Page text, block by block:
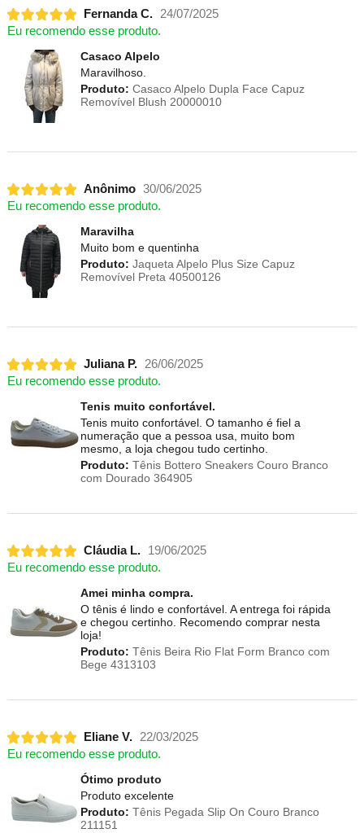
Fernanda C.
24/07/2025
Eu recomendo esse produto.
Casaco Alpelo
Maravilhoso.
Produto: Casaco Alpelo Dupla Face Capuz
Removível Blush 20000010
Anônimo 30/06/2025
Eu recomendo esse produto.
Maravilha
Muito bom e quentinha
Produto: Jaqueta Alpelo Plus Size Capuz
Removível Preta 40500126
Juliana P.
26/06/2025
Eu recomendo esse produto.
Tenis muito confortável.
Tenis muito confortável. O tamanho é fiel a
numeração que a pessoa usa, muito bom
mesmo, a loja chegou tudo certinho.
Produto: Tênis Bottero Sneakers Couro Branco
com Dourado 364905
Cláudia L.
19/06/2025
Eu recomendo esse produto.
Amei minha compra.
O tênis é lindo e confortável. A entrega foi rápida
e chegou certinho. Recomendo comprar nesta
loja!
Produto: Tênis Beira Rio Flat Form Branco com
Bege 4313103
Eliane V.
22/03/2025
Eu recomendo esse produto.
Ótimo produto
Produto excelente
Produto: Tênis Pegada Slip On Couro Branco
211151